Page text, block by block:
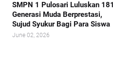
SMPN 1 Pulosari Luluskan 181
Generasi Muda Berprestasi,
Sujud Syukur Bagi Para Siswa
June 02, 2026